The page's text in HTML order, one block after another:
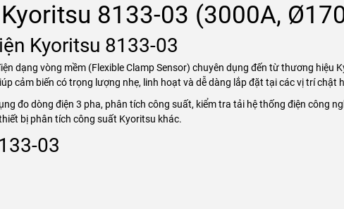
8133-03 (3000A,
Kyoritsu 8133-03
dạng vòng mềm (Flexible Clamp Sensor) chuyên dụng đến từ thương hiệu
cảm biến có trọng lượng nhẹ, linh hoạt và dễ dàng lắp đặt tại các vị trí chật
đo dòng điện 3 pha, phân tích công suất, kiểm tra tải hệ thống điện công
bị phân tích công suất Kyoritsu khác.
03